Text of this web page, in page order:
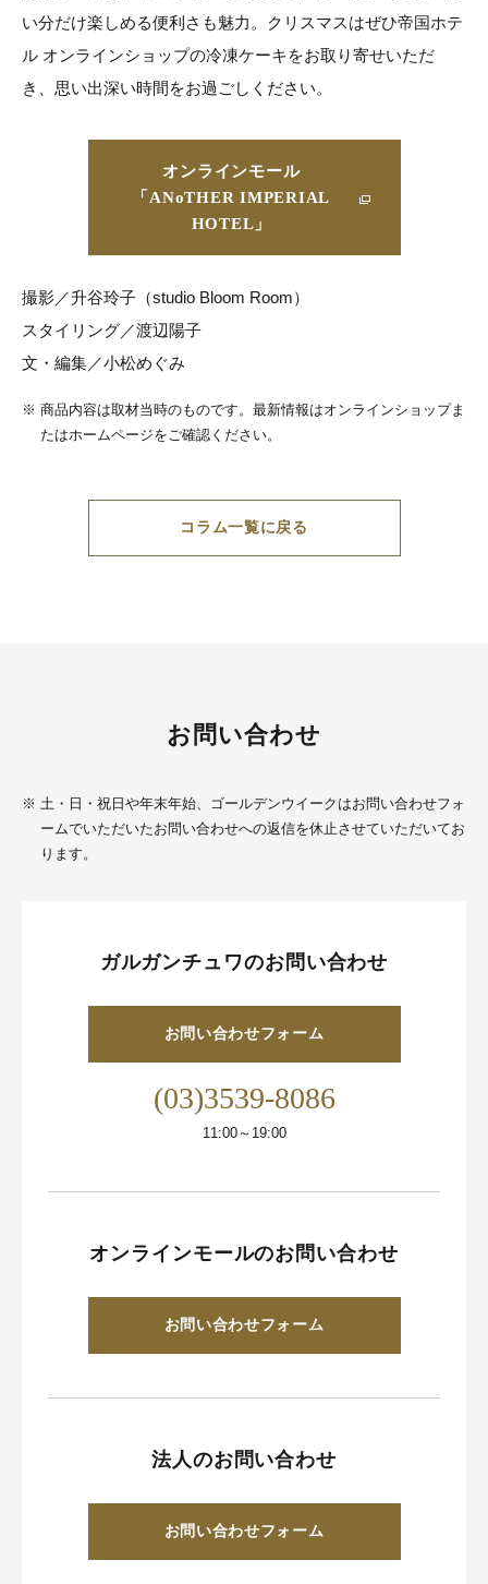
い分だけ楽しめる便利さも魅力。クリスマスはぜひ帝国ホテ
ル オンラインショップの冷凍ケーキをお取り寄せいただ
き、思い出深い時間をお過ごしください。
オンラインモール
「ANoTHER IMPERIAL
HOTEL」
撮影／升谷玲子（studio Bloom Room）
スタイリング／渡辺陽子
文・編集／小松めぐみ
※ 商品内容は取材当時のものです。最新情報はオンラインショップま
たはホームページをご確認ください。
コラム一覧に戻る
お問い合わせ
※ 土・日・祝日や年末年始、ゴールデンウイークはお問い合わせフォ
ームでいただいたお問い合わせへの返信を休止させていただいてお
ります。
ガルガンチュワのお問い合わせ
お問い合わせフォーム
(03)3539-8086
11:00～19:00
オンラインモールのお問い合わせ
お問い合わせフォーム
法人のお問い合わせ
お問い合わせフォーム